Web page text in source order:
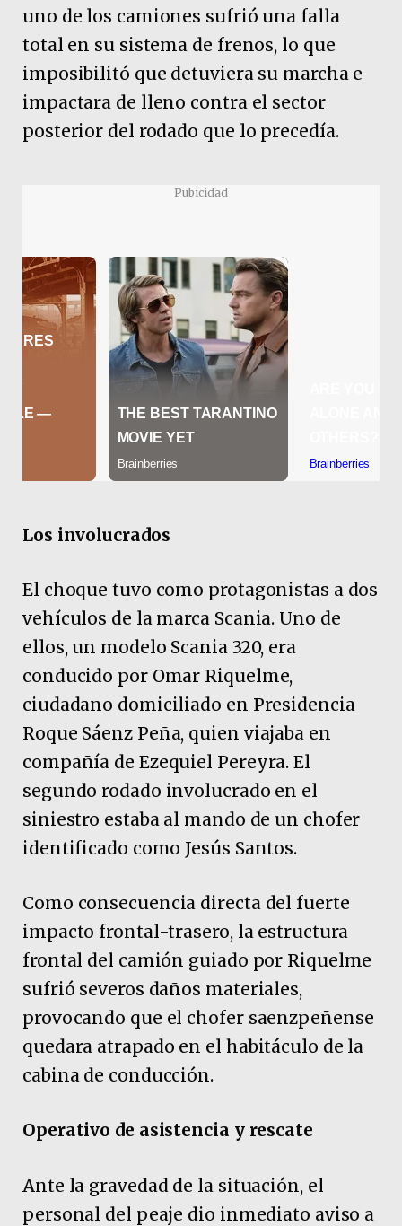
uno de los camiones sufrió una falla
total en su sistema de frenos, lo que
imposibilitó que detuviera su marcha e
impactara de lleno contra el sector
posterior del rodado que lo precedía.
Pubicidad
Los involucrados
El choque tuvo como protagonistas a dos
vehículos de la marca Scania. Uno de
ellos, un modelo Scania 320, era
conducido por Omar Riquelme,
ciudadano domiciliado en Presidencia
Roque Sáenz Peña, quien viajaba en
compañía de Ezequiel Pereyra. El
segundo rodado involucrado en el
siniestro estaba al mando de un chofer
identificado como Jesús Santos.
Como consecuencia directa del fuerte
impacto frontal-trasero, la estructura
frontal del camión guiado por Riquelme
sufrió severos daños materiales,
provocando que el chofer saenzpeñense
quedara atrapado en el habitáculo de la
cabina de conducción.
Operativo de asistencia y rescate
Ante la gravedad de la situación, el
personal del peaje dio inmediato aviso a